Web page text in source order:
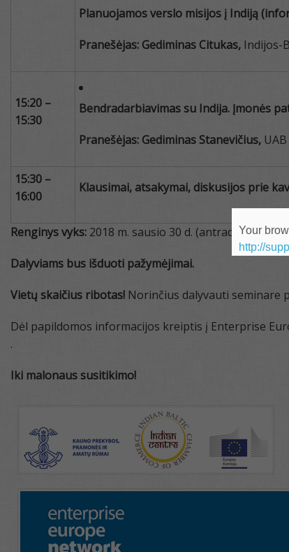
Planuojamos verslo misijos į Indiją
Pranešėjas: Gediminas Citukas, Indijos-
15:20 –
15:30
Bendradarbiavimas su Indija. Įmonės
Pranešėjas: Gediminas Stanevičius,
15:30 –
16:00
Klausimai, atsakymai, diskusijos prie
Renginys vyks: 2018 m. sausio 30 d. (antradienį)
Dalyviams bus išduoti pažymėjimai.
Vietų skaičius ribotas! Norinčius dalyvauti seminare
Dėl papildomos informacijos kreiptis į Enterprise
.
Iki malonaus susitikimo!
Your
http://